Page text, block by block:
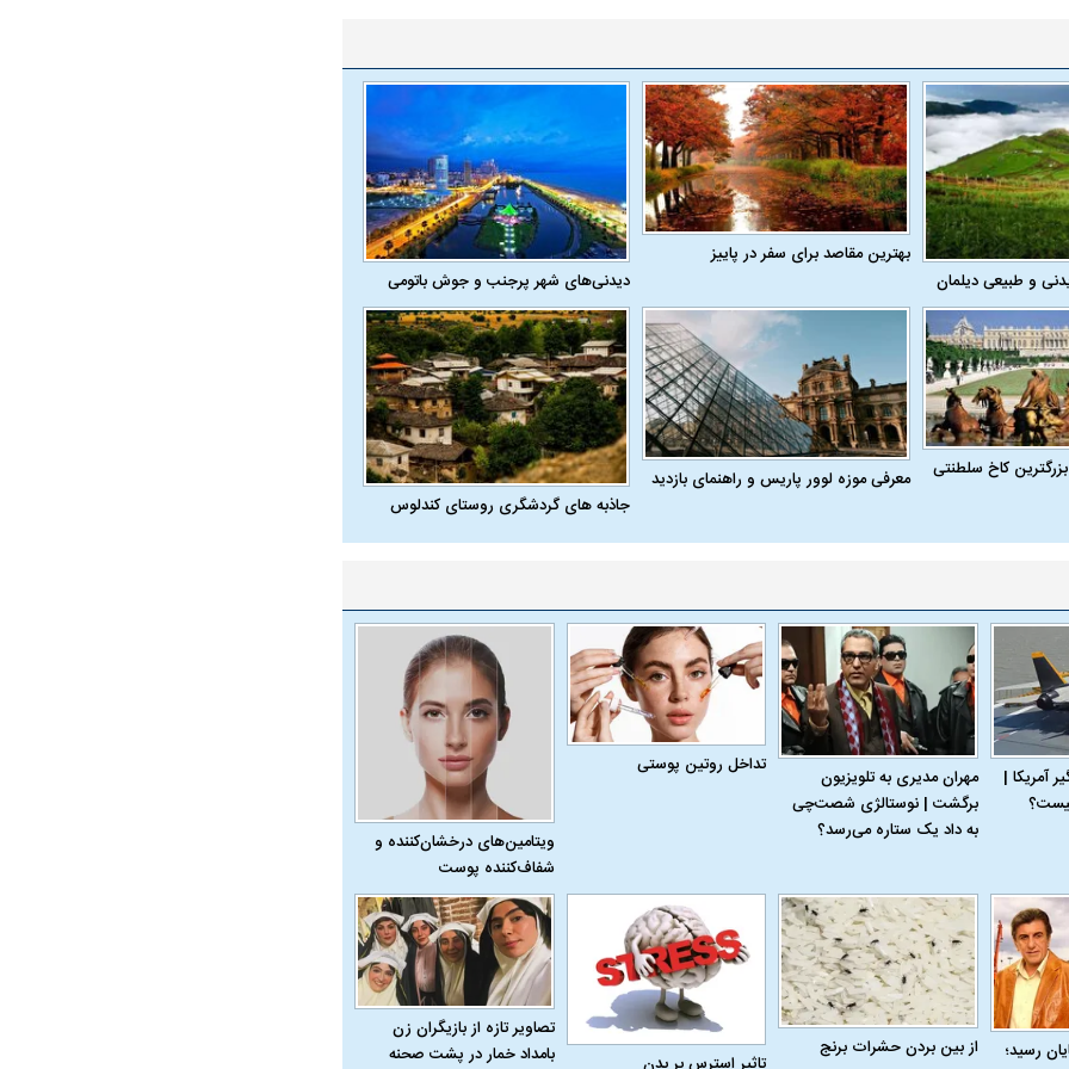
و طبیعی دیلمان
بهترین مقاصد برای سفر در پاییز
دیدنی‌های شهر پرجنب و جوش باتومی
کاخ سلطنتی
معرفی موزه لوور پاریس و راهنمای بازدید
جاذبه های گردشگری روستای کندلوس
آمریکا |
مهران مدیری به تلویزیون
برگشت | نوستالژی شصت‌چی
به داد یک ستاره می‌رسد؟
تداخل روتین پوستی
ویتامین‌های درخشان‌کننده و
شفاف‌کننده پوست
پایان رسید؛
از بین بردن حشرات برنج
تصاویر تازه از بازیگران زن
بامداد خمار در پشت صحنه
یک سلسله |
شاه در ایران
ریشه‌های عزاداری ماه محرم در فرهنگ
و تاریخ ایران
عزاداری ماه محرم در دوران قاجار چگونه
انجام می‌شد؟
نگرانی من،
مردم است
ببینید| عراقچی: تعیین مسیر جدید
دریایی میان ایران و عمان به معنای باز
شدن تنگه هرمز نیست
ببینید| پزشکیان: مهمترین نگرانی من،
معیشت و وضعیت اقتصادی مردم است
و شفاف‌کننده
دلیل علاقه برخی افراد به فال و طالع‌بینی
تداخل روتین پوستی